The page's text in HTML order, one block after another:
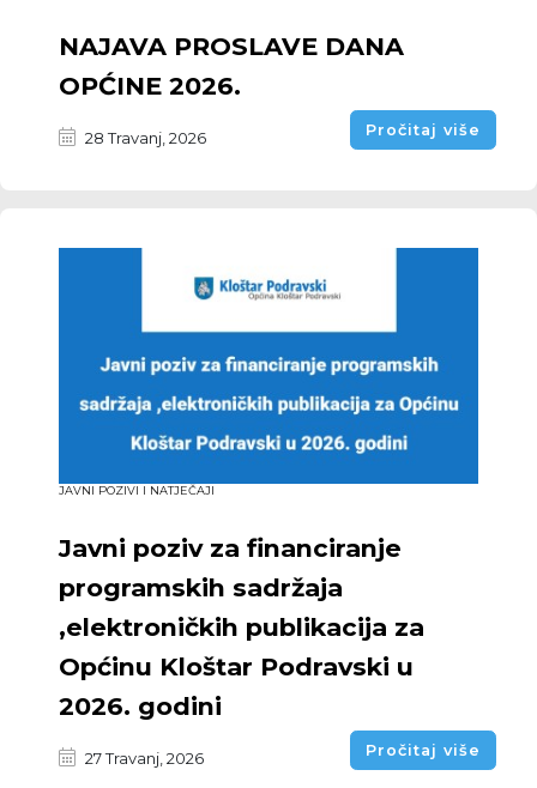
NAJAVA PROSLAVE DANA
OPĆINE 2026.
28 Travanj, 2026 Pročitaj više
JAVNI POZIVI I NATJEČAJI
Javni poziv za financiranje
programskih sadržaja
,elektroničkih publikacija za
Općinu Kloštar Podravski u
2026. godini
27 Travanj, 2026 Pročitaj više